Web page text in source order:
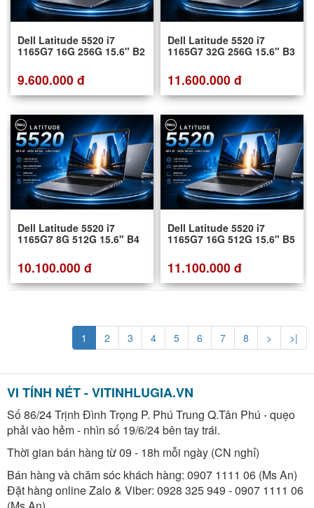
Dell Latitude 5520 i7
1165G7 16G 256G 15.6" B2
9.600.000 đ
Dell Latitude 5520 i7
1165G7 32G 256G 15.6" B3
11.600.000 đ
Dell Latitude 5520 i7
1165G7 8G 512G 15.6" B4
10.100.000 đ
Dell Latitude 5520 i7
1165G7 16G 512G 15.6" B5
11.100.000 đ
1 2 3 4 5 6 7 8 > >|
VI TÍNH NÉT - VITINHLUGIA.VN
Số 86/24 Trịnh Đình Trọng P. Phú Trung Q.Tân Phú - quẹo
phải vào hẻm - nhìn số 19/6/24 bên tay trái.
Thời gian bán hàng từ 09 - 18h mỗi ngày (CN nghỉ)
Bán hàng và chăm sóc khách hàng: 0907 1111 06 (Ms An)
Đặt hàng online Zalo & Viber: 0928 325 949 - 0907 1111 06